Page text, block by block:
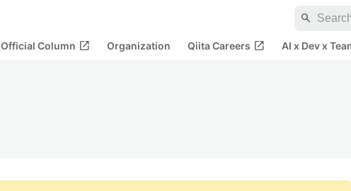
search
Official Column open_in_new Organization Qiita Careers open_in_new AI x Dev x